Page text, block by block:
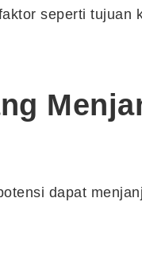
seperti tujuan
dapat